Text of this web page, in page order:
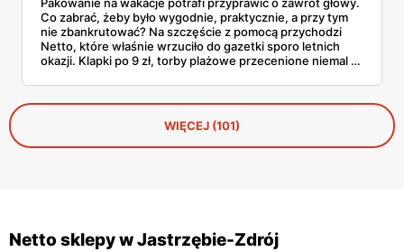
Pakowanie na wakacje potrafi przyprawić o zawrót głowy.
Co zabrać, żeby było wygodnie, praktycznie, a przy tym
nie zbankrutować? Na szczęście z pomocą przychodzi
Netto, które właśnie wrzuciło do gazetki sporo letnich
okazji. Klapki po 9 zł, torby plażowe przecenione niemal o
wszystko, co warto mieć w walizce, czeka w
promocyjnych cenach. I to jeszcze przed sezonem
urlopowym! Sprawdziliśmy, co konkretnie opłaca się teraz
wrzucić do koszyka i zabrać ze sobą na piasek, fale i…
gofry z budki.
WIĘCEJ (101)
Netto sklepy w Jastrzębie-Zdrój